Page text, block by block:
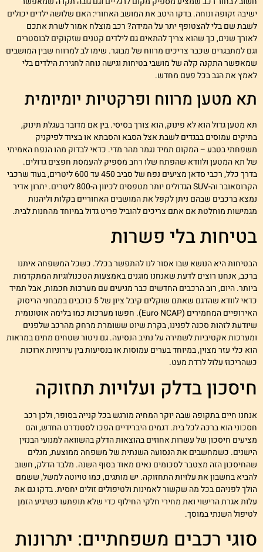
זקופה ונוחה. בדקו היטב את המושב האחורי: האם שלושה ילדים יכולים
שם בלי להצטופף יתר על המידה? רכב מוצלח אמור לשרת אתכם
שנים, כך שהוא צריך להתאים גם לילדים קטנים שזקוקים לבוסטרים
למתבגרים שכבר צריכים מרווח של מבוגר. שימו לב למרווח שבין המושבים
התקנה קלה של מושבי בטיחות וגישה נוחה לחגירת הילדים בלי
את הגב בכל פעם מחדש.
מטען מרווח ופרקטיות יומיומית
מטען גדול הוא לא פינוק, הוא צורך בסיסי. בין אם מדובר בעגלת תינוק,
עמוסים בבגדים לשבת אצל הסבא והסבתא או בציוד לפיקניק
בטבע – המקום תמיד נגמר מהר מדי. כדאי לבדוק מהו הנפח האמיתי
תא המטען ולוודא שהפתח שלו רחב מספיק להעמסת חפצים גדולים.
בדרך כלל, רכבי סדאן מציעים נפח של סביב 450 עד 600 ליטרים, בעוד שרכבי
הקרוסאובר וה-SUV הגדולים יותר מטפסים לכיוון ה-800 ליטרים. יתרון אדיר
ברכבים שבהם ניתן לקפל את המושבים האחוריים בקלות וליהנות
מוחלטת אם אתם צריכים להוביל פריט גדול במיוחד מהחנות לבית.
בלי פשרות
היא הנושא שבו אסור לנו להתפשר בכלל. כשכל המשפחה איתנו
אנחנו רוצים לדעת שאנחנו מוגנים באמצעות הטכנולוגיות המתקדמות
היום, רוב הרכבים החדשים כבר מגיעים עם מערכות חכמות, אבל תמיד
כדאי לוודא שהדגם שאתם שוקלים קיבל ציון של 5 כוכבים במבחני הריסוק
האירופיים המחמירים (Euro NCAP). חפשו מערכות כמו בלימה אוטונומית
לזהות סכנה לפנינו, בקרת שיוט ששומרת מרחק מהרכב שלפנים
אקטיביות לשמירה על נתיב הנסיעה. גם ניטור שטחים מתים במראות
כלי עזר מצוין, במיוחד בערים עמוסות או בנסיעות בין עירוניות ארוכות
עלול לרדת מעט.
בדלק ועלויות תחזוקה
חיים בתקופה שבה יוקר המחיה מורגש בכל קנייה בסופר, ולכן רכב
הוא ברכה לכל בית. דגמים היברידיים הפכו לסטנדרט החדש, והם
חיסכון של עשרות אחוזים בהוצאות הדלק בהשוואה למנועי הבנזין
כשמחשבים את הנסועה השנתית של משפחה ממוצעת, מגלים
הזה מצטבר לסכומים נאים מאוד בסוף השנה. מלבד הדלק, חשוב
בחשבון את עלויות התחזוקה. יש מותגים, כמו טויוטה למשל, ששמם
לפניהם בכל מה שקשור לאמינות ולטיפולים זולים יחסית. בדקו גם את
אגרת הרישוי ואת מחירי חלקי החילוף כדי שלא תופתעו כשיגיע הזמן
השנתי במוסך.
רכבים משפחתיים: יתרונות